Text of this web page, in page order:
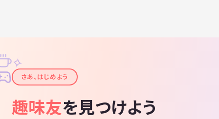
✦
✧
さあ、はじめよう
趣味友を見つけよう